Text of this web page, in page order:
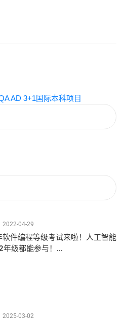
2022-04-29
软件编程等级考试来啦！人工智能
年级都能参与！...
2025-03-02